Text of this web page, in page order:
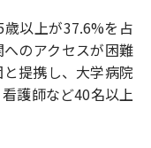
以上が37.6%を占
のアクセスが困難
提携し、大学病院
護師など40名以上